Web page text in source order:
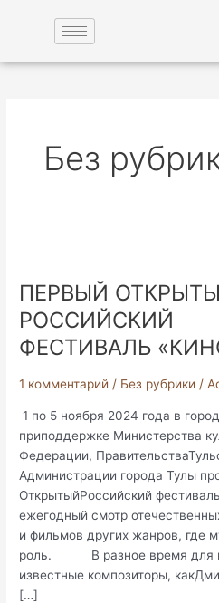
содержимому
Без
ПЕРВЫЙ
РОССИЙСКИЙ
ФЕСТИВАЛЬ
1 комментарий / Без рубрики /
1 по 5 ноября 2024 года в
приподдержке Министерства
Федерации,
Администрации города Тулы
ОткрытыйРоссийский
ежегодный смотр
и фильмов других жанров, где
роль. В разное время для
известные композиторы,
[…]
РОССИЙСКИЙ
ФЕСТИВАЛЬ «КИНО
И
МУЗЫКА»